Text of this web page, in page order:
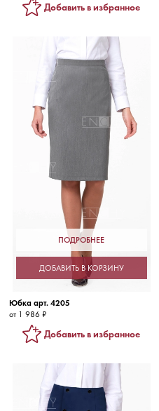
Добавить в избранное
ПОДРОБНЕЕ
ДОБАВИТЬ В КОРЗИНУ
Юбка арт. 4205
от 1 986 ₽
Добавить в избранное